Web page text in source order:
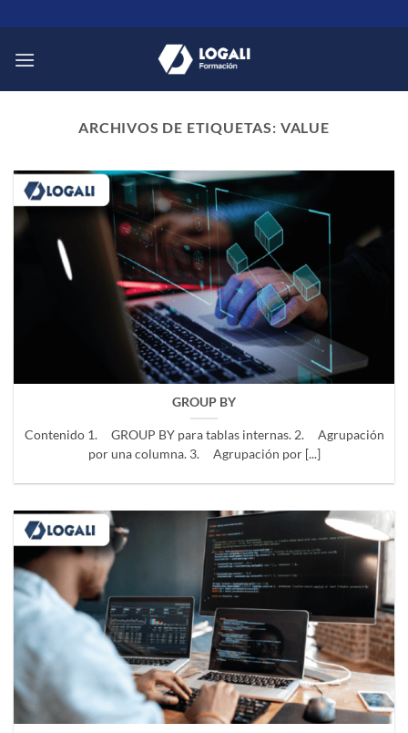
al
contenido
ARCHIVOS DE ETIQUETAS: VALUE
GROUP BY
Contenido 1. GROUP BY para tablas internas. 2. Agrupación
por una columna. 3. Agrupación por [...]